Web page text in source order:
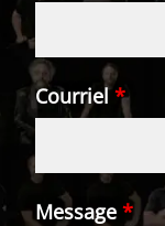
Courriel*
Message *